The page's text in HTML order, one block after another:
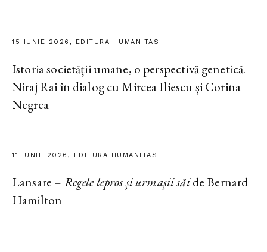
15 IUNIE 2026, EDITURA HUMANITAS
Istoria societății umane, o perspectivă genetică.
Niraj Rai în dialog cu Mircea Iliescu și Corina
Negrea
11 IUNIE 2026, EDITURA HUMANITAS
Lansare – Regele lepros și urmașii săide Bernard
Hamilton